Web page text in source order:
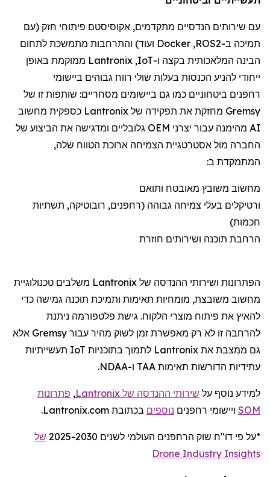
עם שירותים הנדסיים מתקדמים, אקוסיסטם פיתוחי חזק (עם
תמיכה ב-ROS2
,
Docker ועוד) והתרחבות מתמשכת לתחום
הבינה המלאכותית בקצה ו-IoT
,
Lantronix ממוקמת באופן
ייחודי להניע הכנסות בעלות שולי רווח גבוהים ביישומי
רחפנים ביטחוניים כמו גם ביישומים מסחריים: שותפות זו של
Gremsy מחזקת את תפקידה של Lantronix כספקית מחשוב
AI מהימנה עבור יצרני OEM גלובליים ומדגישה את הביצוע של
החברה מול אסטרטגיית הצמיחה ארוכת הטווח שלה,
המתמקדת ב:
מחשוב משובץ מאובטח ותואם
ורטיקלים בעלי צמיחה גבוהה (רחפנים, רובוטיקה, תשתיות
חכמות)
הרחבת תוכנה ושירותים חוזרת
הפתרונות ושירותי ההנדסה של Lantronix משלבים טכנולוגיית
מחשוב משובצת, מומחיות תאימות ותמיכת תוכנה גמישה כדי
להאיץ את פיתוח מוצרי הלקוח. גישת פלטפורמה ניתנת
להרחבה זו לא רק מאפשרת זמן לשוק מהיר עבור Gremsy אלא
גם ממצבת את Lantronix לתמוך בתוכניות IoT תעשייתיות
עתידיות הדורשות תאימות TAA ו-NDAA.
למידע נוסף על שירותי ההנדסה של Lantronix
, פתרונות
SOM ויישומי רחפנים נוספים בכתובת Lantronix.com.
*על פי דו"ח שוק הרחפנים העולמי לשנים 2025-2030
של
Drone Industry Insights